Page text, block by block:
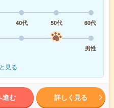
40代 50代
60代
男性
見る
進む 詳しく見る